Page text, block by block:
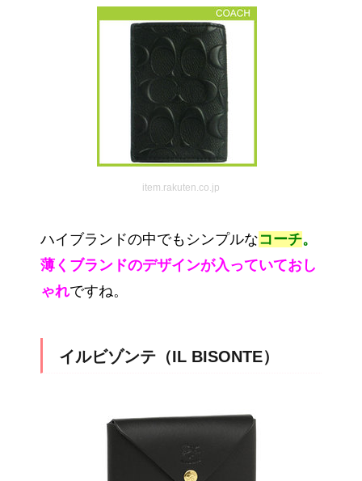
item.rakuten.co.jp
ハイブランドの中でもシンプルなコーチ。
薄くブランドのデザインが入っていておし
ゃれですね。
イルビゾンテ（IL BISONTE）